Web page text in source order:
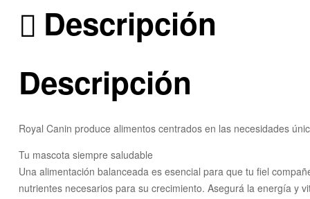
Descripción
Descripción
Royal Canin produce alimentos centrados en las necesidades
Tu mascota siempre saludable
Una alimentación balanceada es esencial para que tu fiel
nutrientes necesarios para su crecimiento. Asegurá la energía y